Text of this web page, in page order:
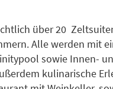
über 20
Alle werden mit
sowie Innen-
kulinarische